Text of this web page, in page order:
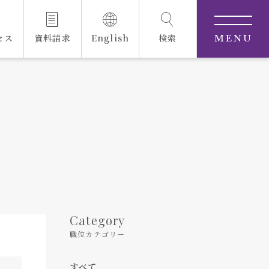
ス 資料請求 English 検索 MENU
Category
職位カテゴリー
すべて